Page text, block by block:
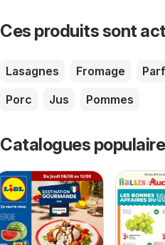
Ces produits sont
Lasagnes Fromage
Porc
Jus Pommes
Catalogues